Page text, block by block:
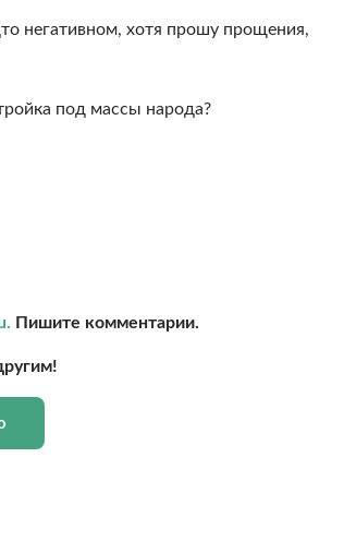
негативном, хотя прошу прощения,
под массы народа?
Пишите комментарии.